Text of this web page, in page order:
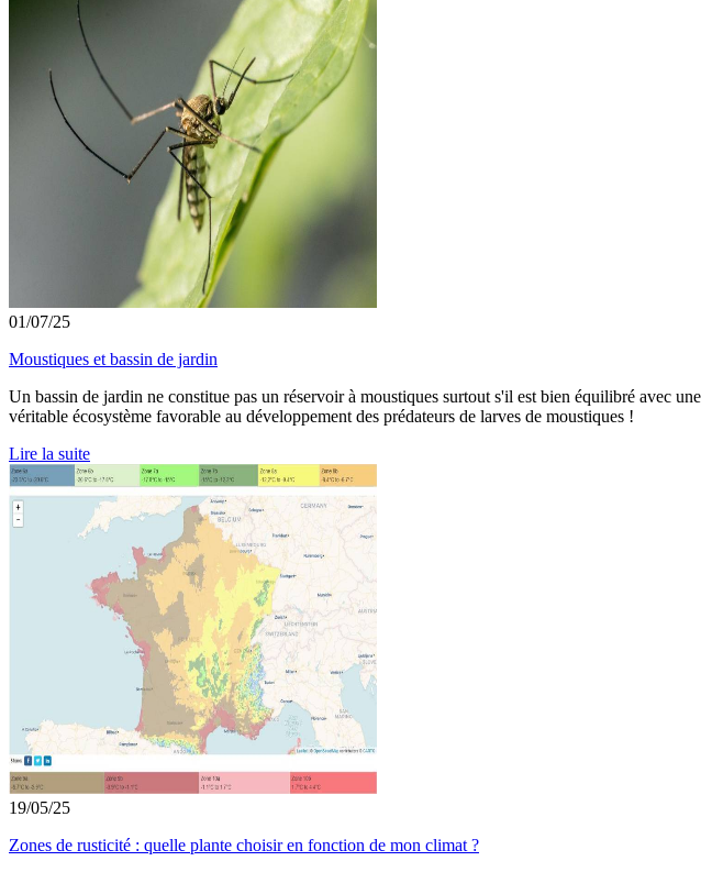
01/07/25
Moustiques et bassin de jardin
Un bassin de jardin ne constitue pas un réservoir à moustiques surtout s'il est bien équilibré avec
véritable écosystème favorable au développement des prédateurs de larves de moustiques !
Lire la suite
19/05/25
Zones de rusticité : quelle plante choisir en fonction de mon climat ?